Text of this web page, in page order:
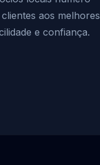
aos melhores
e confiança.